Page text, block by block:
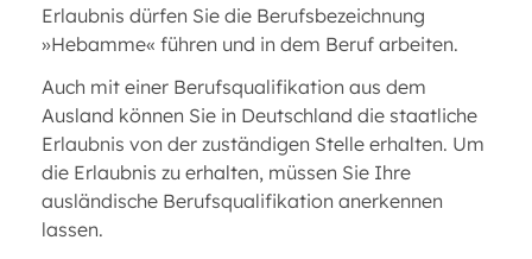
Erlaubnis dürfen Sie die Berufsbezeichnung
»Hebamme« führen und in dem Beruf arbeiten.
Auch mit einer Berufsqualifikation aus dem
Ausland können Sie in Deutschland die staatliche
Erlaubnis von der zuständigen Stelle erhalten. Um
die Erlaubnis zu erhalten, müssen Sie Ihre
ausländische Berufsqualifikation anerkennen
lassen.